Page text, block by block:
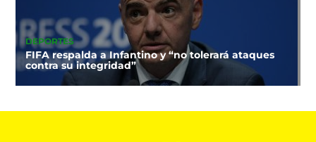
DEPORTES
FIFA respalda a Infantino y “no tolerará ataques
contra su integridad”